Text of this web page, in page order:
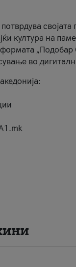
култура на
во